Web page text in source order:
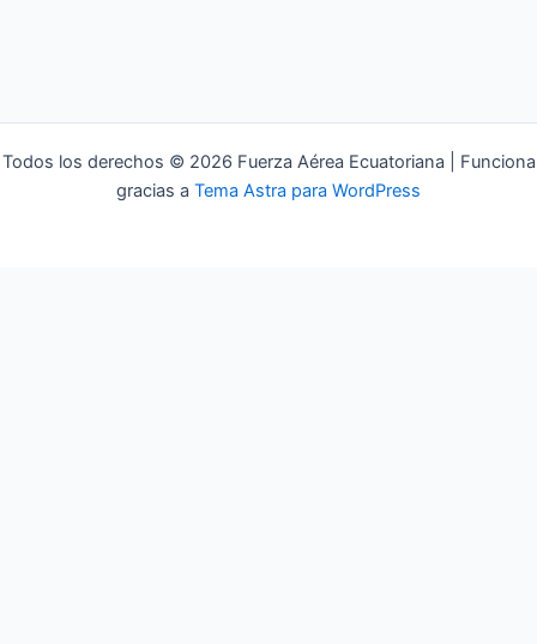
Todos los derechos © 2026 Fuerza Aérea Ecuatoriana | Funciona
gracias a Tema Astra para WordPress